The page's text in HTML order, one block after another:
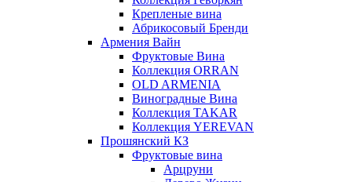
Крепленые вина
Абрикосовый Бренди
Армения Вайн
Фруктовые Вина
Коллекция ORRAN
OLD ARMENIA
Виноградные Вина
Коллекция TAKAR
Коллекция YEREVAN
Прошянский КЗ
Фруктовые вина
Арцруни